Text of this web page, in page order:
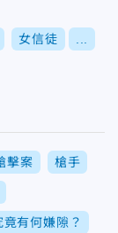
女信徒
擊案 槍手
竟有何嫌隙？